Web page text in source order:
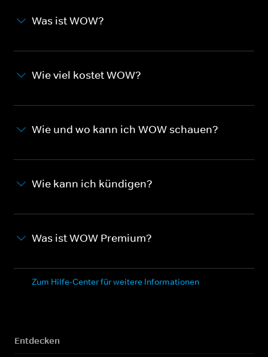
Was ist WOW?
Wie viel kostet WOW?
Wie und wo kann ich WOW schauen?
Wie kann ich kündigen?
Was ist WOW Premium?
Zum Hilfe-Center für weitere Informationen
Entdecken